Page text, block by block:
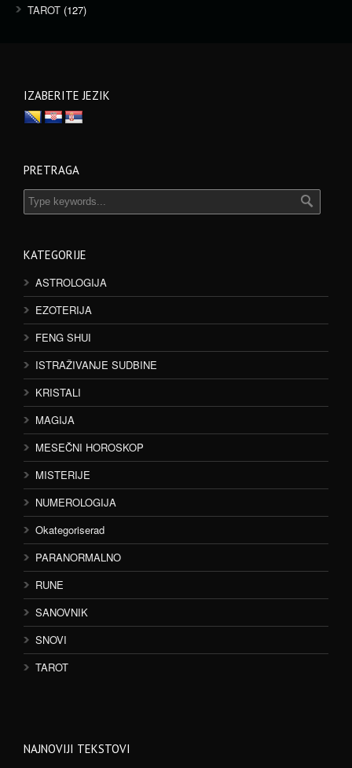
TAROT (127)
IZABERITE JEZIK
PRETRAGA
KATEGORIJE
ASTROLOGIJA
EZOTERIJA
FENG SHUI
ISTRAŽIVANJE SUDBINE
KRISTALI
MAGIJA
MESEČNI HOROSKOP
MISTERIJE
NUMEROLOGIJA
Okategoriserad
PARANORMALNO
RUNE
SANOVNIK
SNOVI
TAROT
NAJNOVIJI TEKSTOVI